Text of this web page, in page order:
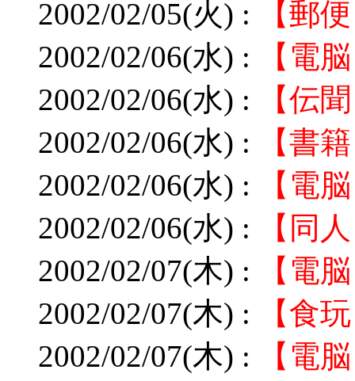
2002/02/05(火) :
【郵
2002/02/06(水) :
【電
2002/02/06(水) :
【伝
2002/02/06(水) :
【書
2002/02/06(水) :
【電
2002/02/06(水) :
【同
2002/02/07(木) :
【電
2002/02/07(木) :
【食
2002/02/07(木) :
【電